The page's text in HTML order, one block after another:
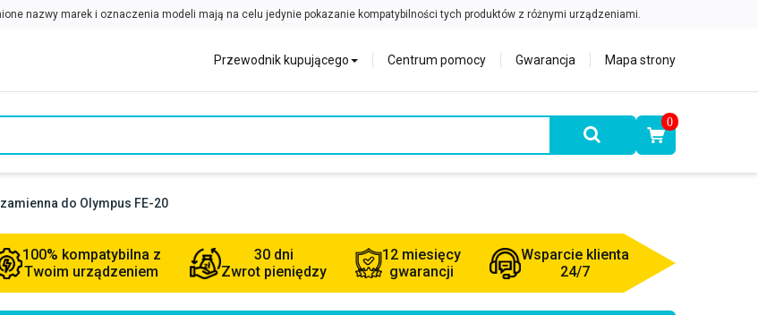
Przewodnik kupującego Centrum pomocy Gwarancja Mapa strony
0
do Olympus FE-20
100% kompatybilna z
Twoim urządzeniem
30 dni
Zwrot pieniędzy
12 miesięcy
gwarancji
Wsparcie klienta
24/7